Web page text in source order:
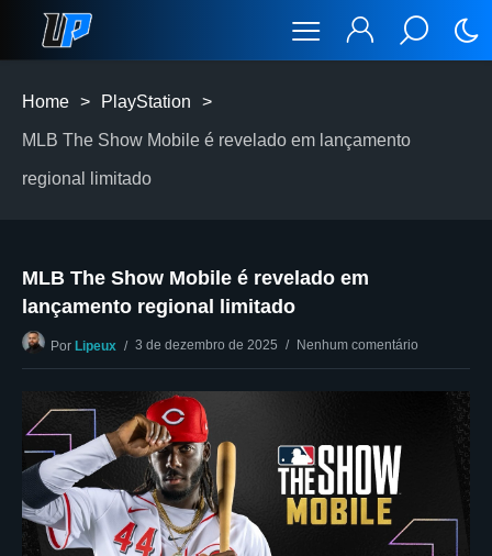
Home > PlayStation >
MLB The Show Mobile é revelado em lançamento
regional limitado
MLB The Show Mobile é revelado em
lançamento regional limitado
Por Lipeux 3 de dezembro de 2025 Nenhum comentário